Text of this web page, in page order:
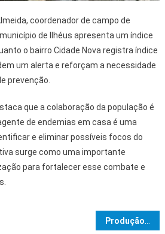
coordenador de campo de
de Ilhéus apresenta um índice
o bairro Cidade Nova registra índice
um alerta e reforçam a necessidade
prevenção.
que a colaboração da população é
de endemias em casa é uma
e eliminar possíveis focos do
surge como uma importante
para fortalecer esse combate e
Post Produção coletiva fortalece mulheres de Fundo de Pasto no semiárido baiano